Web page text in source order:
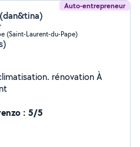
Auto-entrepreneur
(Saint-Laurent-du-Pape)
rénovation À
: 5/5